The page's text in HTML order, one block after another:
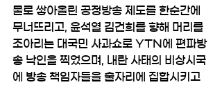
물로 쌓아올린 공정방송 제도를 한순간에
무너뜨리고, 윤석열 김건희를 향해 머리를
조아리는 대국민 사과쇼로 YTN에 편파방
송 낙인을 찍었으며, 내란 사태의 비상시국
에 방송 책임자들을 술자리에 집합시키고